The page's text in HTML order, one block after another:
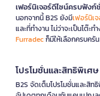
เฟอร์นิเจอร์ดีไซน์ครบฟังก์
นอกจากนี้ B2S ยังมีเฟอร์นิเ
และที่ทำงาน ไม่ว่าจะเป็นโต๊ะ
Furradecก็มีให้เลือกครบครัน
โปรโมชั่นและสิทธิพิเศษ
B2S จัดเต็มโปรโมชั่นและสิ